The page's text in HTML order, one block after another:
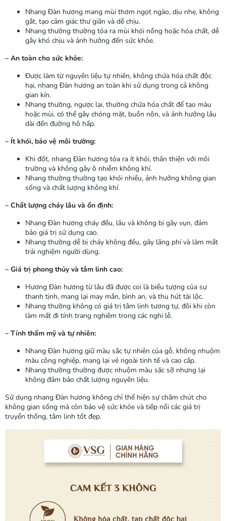
Nhang Đàn hương mang mùi thơm ngọt ngào, dịu nhẹ, không
gắt, tạo cảm giác thư giãn và dễ chịu.
Nhang thường thường tỏa ra mùi khói nồng hoặc hóa chất, dễ
gây khó chịu và ảnh hưởng đến sức khỏe.
– An toàn cho sức khỏe:
Được làm từ nguyên liệu tự nhiên, không chứa hóa chất độc
hại, nhang Đàn hương an toàn khi sử dụng trong cả không
gian kín.
Nhang thường, ngược lại, thường chứa hóa chất để tạo màu
hoặc mùi, có thể gây chóng mặt, buồn nôn, và ảnh hưởng lâu
dài đến đường hô hấp.
– Ít khói, bảo vệ môi trường:
Khi đốt, nhang Đàn hương tỏa ra ít khói, thân thiện với môi
trường và không gây ô nhiễm không khí.
Nhang thường thường tạo khói nhiều, ảnh hưởng không gian
sống và chất lượng không khí.
– Chất lượng cháy lâu và ổn định:
Nhang Đàn hương cháy đều, lâu và không bị gãy vụn, đảm
bảo giá trị sử dụng cao.
Nhang thường dễ bị cháy không đều, gây lãng phí và làm mất
trải nghiệm người dùng.
– Giá trị phong thủy và tâm linh cao:
Hương Đàn hương từ lâu đã được coi là biểu tượng của sự
thanh tịnh, mang lại may mắn, bình an, và thu hút tài lộc.
Nhang thường không có giá trị tâm linh tương tự, đôi khi còn
làm mất đi tính trang nghiêm trong các nghi lễ.
– Tính thẩm mỹ và tự nhiên:
Nhang Đàn hương giữ màu sắc tự nhiên của gỗ, không nhuộm
màu công nghiệp, mang lại vẻ ngoài tinh tế và cao cấp.
Nhang thường thường được nhuộm màu sặc sỡ nhưng lại
không đảm bảo chất lượng nguyên liệu.
Sử dụng nhang Đàn hương không chỉ thể hiện sự chăm chút cho
không gian sống mà còn bảo vệ sức khỏe và tiếp nối các giá trị
truyền thống, tâm linh tốt đẹp.